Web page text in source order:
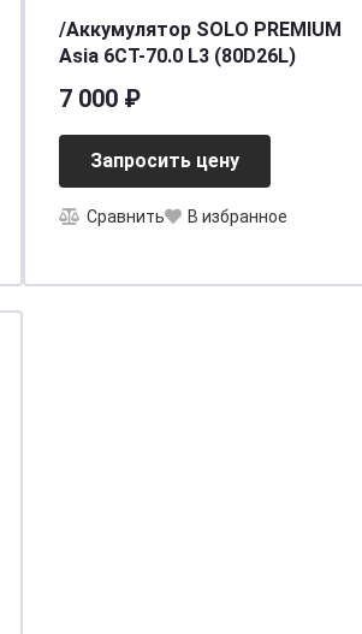
/Аккумулятор SOLO PREMIUM
Asia 6CT-70.0 L3 (80D26L)
7 000 ₽
Запросить цену
Сравнить В избранное